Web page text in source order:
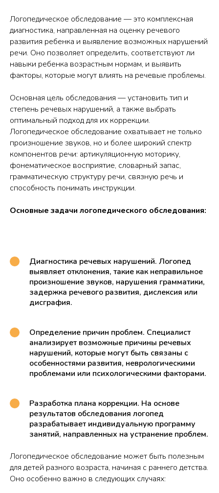
Логопедическое обследование — это комплексная
диагностика, направленная на оценку речевого
развития ребенка и выявление возможных нарушений
речи. Оно позволяет определить, соответствуют ли
навыки ребенка возрастным нормам, и выявить
факторы, которые могут влиять на речевые проблемы.
Основная цель обследования — установить тип и
степень речевых нарушений, а также выбрать
оптимальный подход для их коррекции.
Логопедическое обследование охватывает не только
произношение звуков, но и более широкий спектр
компонентов речи: артикуляционную моторику,
фонематическое восприятие, словарный запас,
грамматическую структуру речи, связную речь и
способность понимать инструкции.
Основные задачи логопедического обследования:
Диагностика речевых нарушений. Логопед
выявляет отклонения, такие как неправильное
произношение звуков, нарушения грамматики,
задержка речевого развития, дислексия или
дисграфия.
Определение причин проблем. Специалист
анализирует возможные причины речевых
нарушений, которые могут быть связаны с
особенностями развития, неврологическими
проблемами или психологическими факторами.
Разработка плана коррекции. На основе
результатов обследования логопед
разрабатывает индивидуальную программу
занятий, направленных на устранение проблем.
Логопедическое обследование может быть полезным
для детей разного возраста, начиная с раннего детства.
Оно особенно важно в следующих случаях: